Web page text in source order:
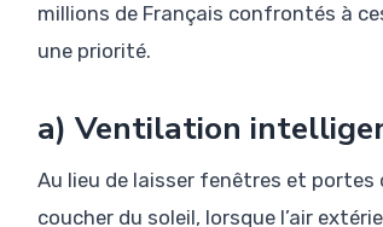
millions de Français confrontés à
une priorité.
a) Ventilation
Au lieu de laisser fenêtres et
coucher du soleil, lorsque l’air